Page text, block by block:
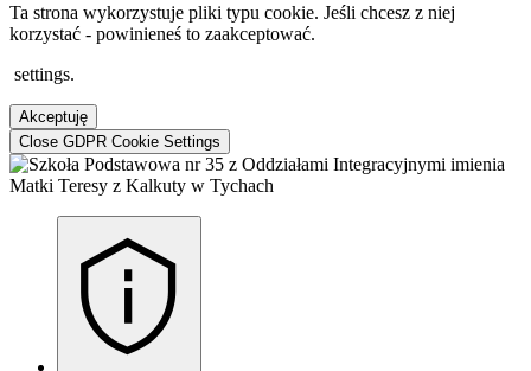
Ta strona wykorzystuje pliki typu cookie. Jeśli chcesz z niej
korzystać - powinieneś to zaakceptować.
settings.
Akceptuję
Close GDPR Cookie Settings